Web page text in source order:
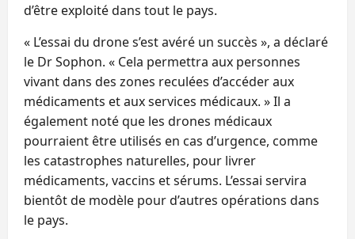
d’être exploité dans tout le pays.
« L’essai du drone s’est avéré un succès », a déclaré
le Dr Sophon. « Cela permettra aux personnes
vivant dans des zones reculées d’accéder aux
médicaments et aux services médicaux. » Il a
également noté que les drones médicaux
pourraient être utilisés en cas d’urgence, comme
les catastrophes naturelles, pour livrer
médicaments, vaccins et sérums. L’essai servira
bientôt de modèle pour d’autres opérations dans
le pays.